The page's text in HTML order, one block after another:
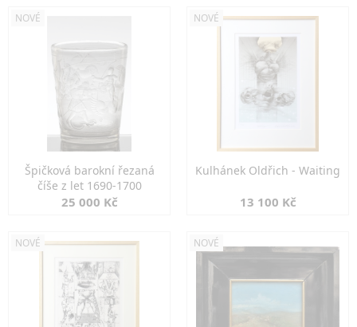
NOVÉ
Špičková barokní řezaná
číše z let 1690-1700
25 000 Kč
NOVÉ
Kulhánek Oldřich - Waiting
13 100 Kč
NOVÉ NOVÉ